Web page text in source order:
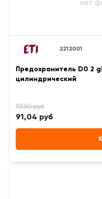
2212001
Предохранитель D0 2
цилиндрический
91,04 руб